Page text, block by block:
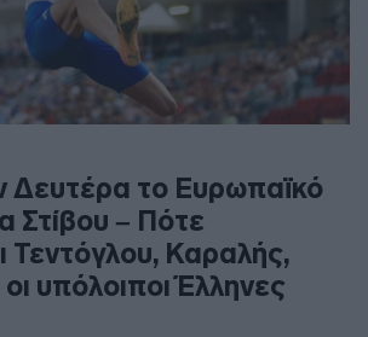
Δευτέρα το Ευρωπαϊκό
Στίβου – Πότε
Τεντόγλου, Καραλής,
υπόλοιποι Έλληνες